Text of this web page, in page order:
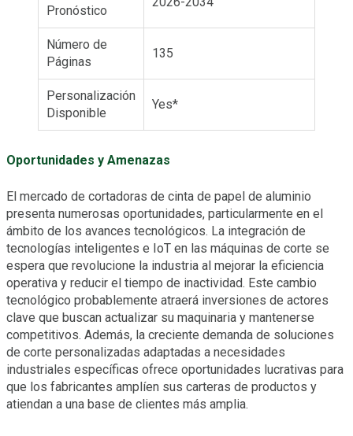
Pronóstico
Número de
Páginas
135
Personalización
Disponible
Yes*
Oportunidades y Amenazas
El mercado de cortadoras de cinta de papel de aluminio
presenta numerosas oportunidades, particularmente en el
ámbito de los avances tecnológicos. La integración de
tecnologías inteligentes e IoT en las máquinas de corte se
espera que revolucione la industria al mejorar la eficiencia
operativa y reducir el tiempo de inactividad. Este cambio
tecnológico probablemente atraerá inversiones de actores
clave que buscan actualizar su maquinaria y mantenerse
competitivos. Además, la creciente demanda de soluciones
de corte personalizadas adaptadas a necesidades
industriales específicas ofrece oportunidades lucrativas para
que los fabricantes amplíen sus carteras de productos y
atiendan a una base de clientes más amplia.